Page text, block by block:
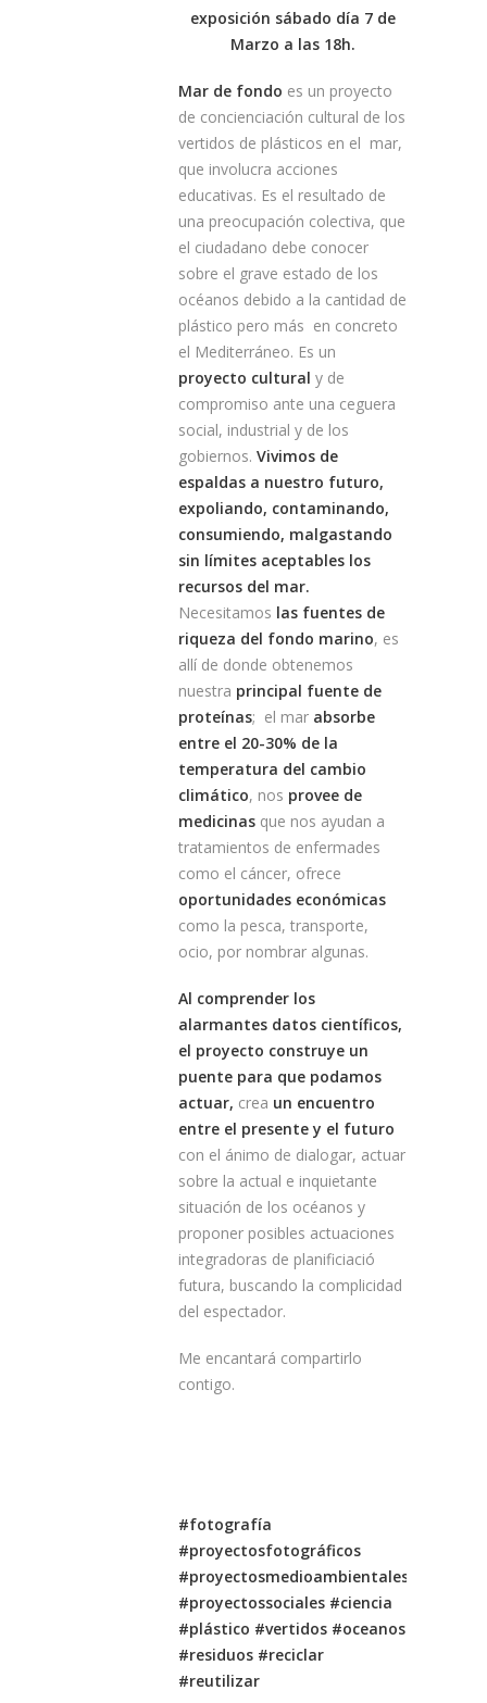
exposición sábado día 7 de
Marzo a las 18h.
Mar de fondo es un proyecto
de concienciación cultural de los
vertidos de plásticos en el mar,
que involucra acciones
educativas. Es el resultado de
una preocupación colectiva, que
el ciudadano debe conocer
sobre el grave estado de los
océanos debido a la cantidad de
plástico pero más en concreto
el Mediterráneo. Es un
proyecto cultural y de
compromiso ante una ceguera
social, industrial y de los
gobiernos. Vivimos de
espaldas a nuestro futuro,
expoliando, contaminando,
consumiendo, malgastando
sin límites aceptables los
recursos del mar.
Necesitamos las fuentes de
riqueza del fondo marino, es
allí de donde obtenemos
nuestra principal fuente de
proteínas; el mar absorbe
entre el 20-30% de la
temperatura del cambio
climático, nos provee de
medicinas que nos ayudan a
tratamientos de enfermades
como el cáncer, ofrece
oportunidades económicas
como la pesca, transporte,
ocio, por nombrar algunas.
Al comprender los
alarmantes datos científicos,
el proyecto construye un
puente para que podamos
actuar, crea un encuentro
entre el presente y el futuro
con el ánimo de dialogar, actuar
sobre la actual e inquietante
situación de los océanos y
proponer posibles actuaciones
integradoras de planificiació
futura, buscando la complicidad
del espectador.
Me encantará compartirlo
contigo.
#fotografía
#proyectosfotográficos
#proyectosmedioambientales
#proyectossociales #ciencia
#plástico #vertidos #oceanos
#residuos #reciclar
#reutilizar